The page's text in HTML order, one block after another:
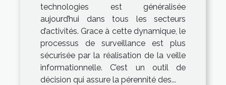
technologies est généralisée
aujourd’hui dans tous les secteurs
d’activités. Grace à cette dynamique, le
processus de surveillance est plus
sécurisée par la réalisation de la veille
informationnelle. C’est un outil de
décision qui assure la pérennité des...